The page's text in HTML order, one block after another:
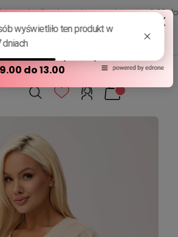
do piątku w godzinach - 8:00 do
15:00
sklep@modasizeplus.pl